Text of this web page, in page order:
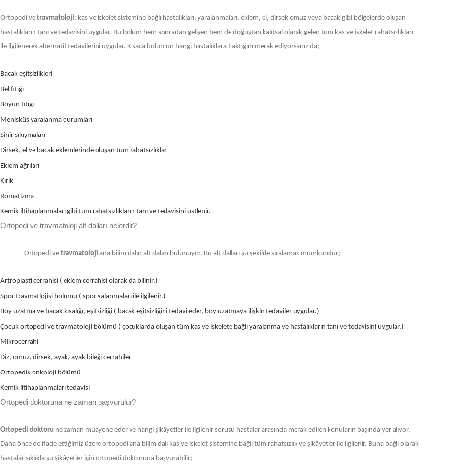
Ortopedi ve travmatoloji; kas ve iskelet sistemine bağlı hastalıkları, yaralanmaları, eklem, el, dirsek omuz veya bacak gibi bölgelerde oluşan
hastalıkların tanı ve tedavisini uygular. Bu bölüm hem sonradan gelişen hem de doğuştan kalıtsal olarak gelen tüm kas ve iskelet rahatsızlıkları
ile ilgilenerek alternatif tedavilerini uygular. Kısaca bölümün hangi hastalıklara baktığını merak ediyorsanız da;
Bacak eşitsizlikleri
Bel fıtığı
Boyun fıtığı
Menisküs yaralanma durumları
Sinir sıkışmaları
Dirsek, el ve bacak eklemlerinde oluşan tüm rahatsızlıklar
Eklem ağrıları
Kırık
Romatizma
Kemik iltihaplanmaları gibi tüm rahatsızlıkların tanı ve tedavisini üstlenir.
Ortopedi ve travmatoloji alt dalları nelerdir?
Ortopedi ve travmatoloji ana bilim dalın alt daları bulunuyor. Bu alt dalları şu şekilde sıralamak mümkündür;
Artroplasti cerrahisi ( eklem cerrahisi olarak da bilinir.)
Spor travmatlojisi bölümü ( spor yalanmaları ile ilgilenir.)
Boy uzatma ve bacak kısalığı, eşitsizliği ( bacak eşitsizliğini tedavi eder, boy uzatmaya ilişkin tedaviler uygular.)
Çocuk ortopedi ve travmatoloji bölümü ( çocuklarda oluşan tüm kas ve iskelete bağlı yaralanma ve hastalıkların tanı ve tedavisini uygular.)
Mikrocerrahi
Diz, omuz, dirsek, ayak, ayak bileği cerrahileri
Ortopedik onkoloji bölümü
Kemik iltihaplanmaları tedavisi
Ortopedi doktoruna ne zaman başvurulur?
Ortopedi doktoru ne zaman muayene eder ve hangi şikâyetler ile ilgilenir sorusu hastalar arasında merak edilen konuların başında yer alıyor.
Daha önce de ifade ettiğimiz üzere ortopedi ana bilim dalı kas ve iskelet sistemine bağlı tüm rahatsızlık ve şikâyetler ile ilgilenir. Buna bağlı olarak
hastalar sıklıkla şu şikâyetler için ortopedi doktoruna başvurabilir;